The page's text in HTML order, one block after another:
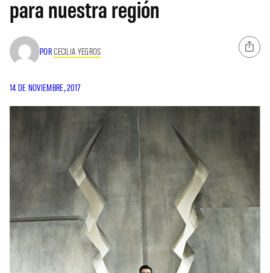
para nuestra región
PORCECILIA YEGROS
14 DE NOVIEMBRE, 2017